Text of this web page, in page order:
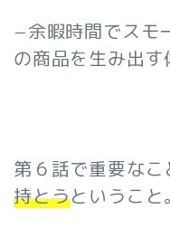
−余暇時間でスモ
の商品を生み出す
第６話で重要なこ
持とうということ。